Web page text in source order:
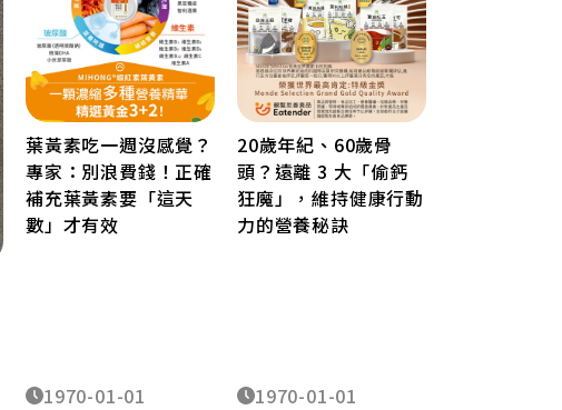
葉黃素吃一週沒感覺？
專家：別浪費錢！正確
補充葉黃素要「這天
數」才有效
1970-01-01
20歲年紀、60歲骨
頭？遠離 3 大「偷鈣
狂魔」，維持健康行動
力的營養秘訣
1970-01-01